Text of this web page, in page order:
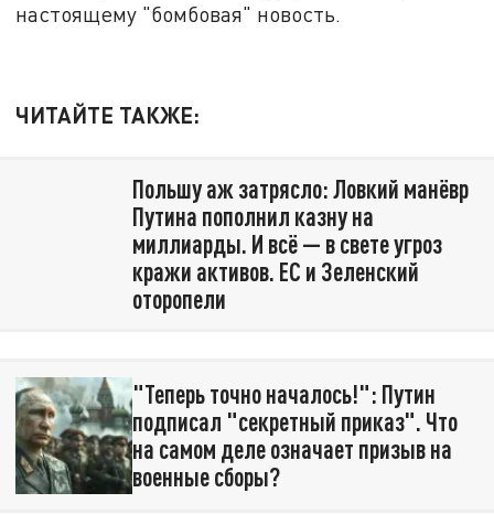
настоящему "бомбовая" новость.
ЧИТАЙТЕ ТАКЖЕ:
Польшу аж затрясло: Ловкий манёвр
Путина пополнил казну на
миллиарды. И всё — в свете угроз
кражи активов. ЕС и Зеленский
оторопели
"Теперь точно началось!": Путин
подписал "секретный приказ". Что
на самом деле означает призыв на
военные сборы?